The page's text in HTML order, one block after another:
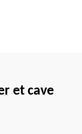
et cave